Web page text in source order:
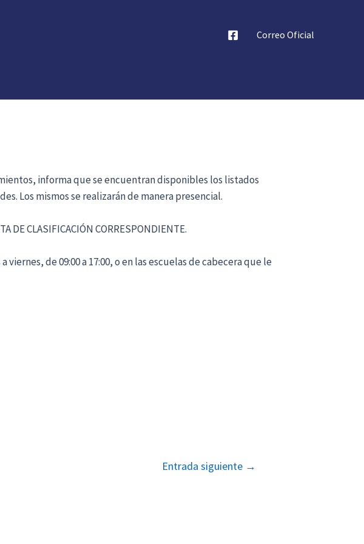
Correo Oficial
informa que se encuentran disponibles los listados
Los mismos se realizarán de manera presencial.
DE CLASIFICACIÓN CORRESPONDIENTE.
de 09:00 a 17:00, o en las escuelas de cabecera que le
Entrada siguiente →